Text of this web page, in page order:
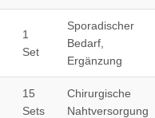
1
Set
Sporadischer
Bedarf,
Ergänzung
15
Sets
Chirurgische
Nahtversorgung